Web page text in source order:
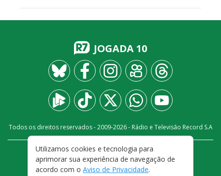
JOGADA 10
Todos os direitos reservados - 2009-2026- Rádio e Televisão Record S.A
FALE CONOSCO
PRIVACIDADE
TERMOS E CONDIÇÕES DE USO
Utilizamos cookies e tecnologia para
aprimorar sua experiência de navegação de
acordo com o Aviso de Privacidade.